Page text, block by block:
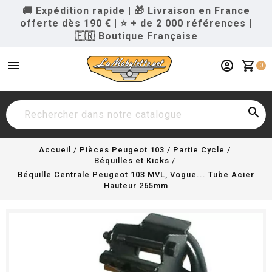
🚚 Expédition rapide | 🎁 Livraison en France
offerte dès 190 € | ⭐ + de 2 000 références |
🇫🇷 Boutique Française
menu shopping_cart 0
account_circle

Accueil Pièces Peugeot 103
Partie Cycle
Béquilles et Kicks
Béquille Centrale Peugeot 103 MVL, Vogue... Tube Acier
Hauteur 265mm